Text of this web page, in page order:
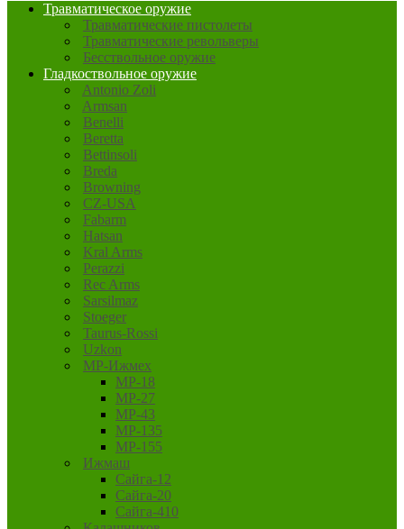
Травматическое оружие
Травматические пистолеты
Травматические револьверы
Бесствольное оружие
Гладкоствольное оружие
Antonio Zoli
Armsan
Benelli
Beretta
Bettinsoli
Breda
Browning
CZ-USA
Fabarm
Hatsan
Kral Arms
Perazzi
Rec Arms
Sarsilmaz
Stoeger
Taurus-Rossi
Uzkon
MP-Ижмех
MP-18
MP-27
MP-43
MP-135
MP-155
Ижмаш
Сайга-12
Сайга-20
Сайга-410